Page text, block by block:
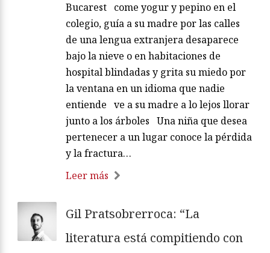
Bucarest come yogur y pepino en el
colegio, guía a su madre por las calles
de una lengua extranjera desaparece
bajo la nieve o en habitaciones de
hospital blindadas y grita su miedo por
la ventana en un idioma que nadie
entiende ve a su madre a lo lejos llorar
junto a los árboles Una niña que desea
pertenecer a un lugar conoce la pérdida
y la fractura…
Leer más
Gil Pratsobrerroca: “La
literatura está compitiendo con